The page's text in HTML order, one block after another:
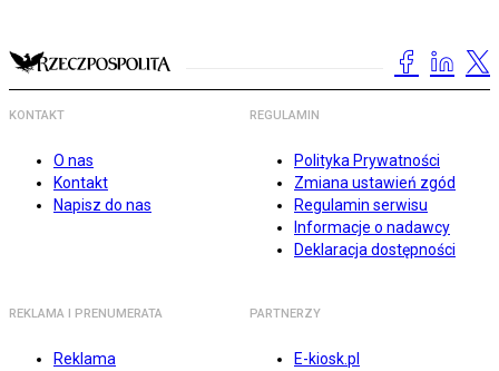
KONTAKT
O nas
Kontakt
Napisz do nas
REGULAMIN
Polityka Prywatności
Zmiana ustawień zgód
Regulamin serwisu
Informacje o nadawcy
Deklaracja dostępności
REKLAMA I PRENUMERATA
Reklama
PARTNERZY
E-kiosk.pl